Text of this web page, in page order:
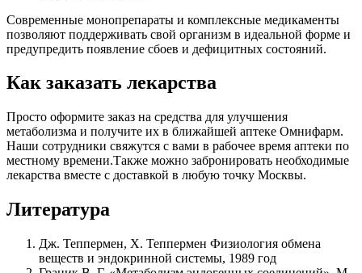
Современные монопрепараты и комплексные медикаменты
позволяют поддерживать свой организм в идеальной форме и
предупредить появление сбоев и дефицитных состояний.
Как заказать лекарства
Просто оформите заказ на средства для улучшения
метаболизма и получите их в ближайшей аптеке Омнифарм.
Наши сотрудники свяжутся с вами в рабочее время аптеки по
местному времени.Также можно забронировать необходимые
лекарства вместе с доставкой в любую точку Москвы.
Литература
Дж. Теппермен, Х. Теппермен Физиология обмена
веществ и эндокринной системы, 1989 год